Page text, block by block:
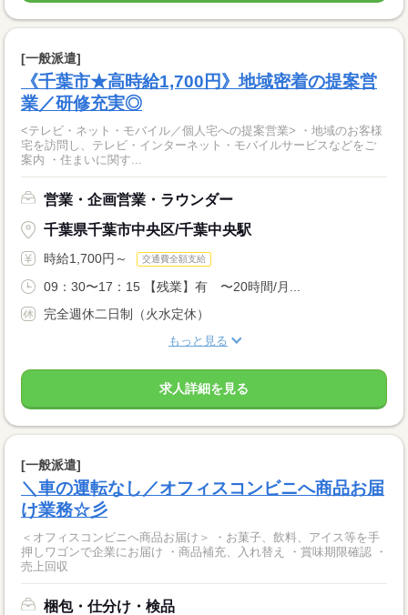
[一般派遣]
《千葉市★高時給1,700円》地域密着の提案営
業／研修充実◎
<テレビ・ネット・モバイル／個人宅への提案営業> ・地域のお客様
宅を訪問し、テレビ・インターネット・モバイルサービスなどをご
案内 ・住まいに関す...
営業・企画営業・ラウンダー
千葉県千葉市中央区/千葉中央駅
時給1,700円～ 交通費全額支給
09：30〜17：15 【残業】有 〜20時間/月...
完全週休二日制（火水定休）
もっと見る
求人詳細を見る
[一般派遣]
＼車の運転なし／オフィスコンビニへ商品お届
け業務☆彡
＜オフィスコンビニへ商品お届け＞ ・お菓子、飲料、アイス等を手
押しワゴンで企業にお届け ・商品補充、入れ替え ・賞味期限確認 ・
売上回収
梱包・仕分け・検品